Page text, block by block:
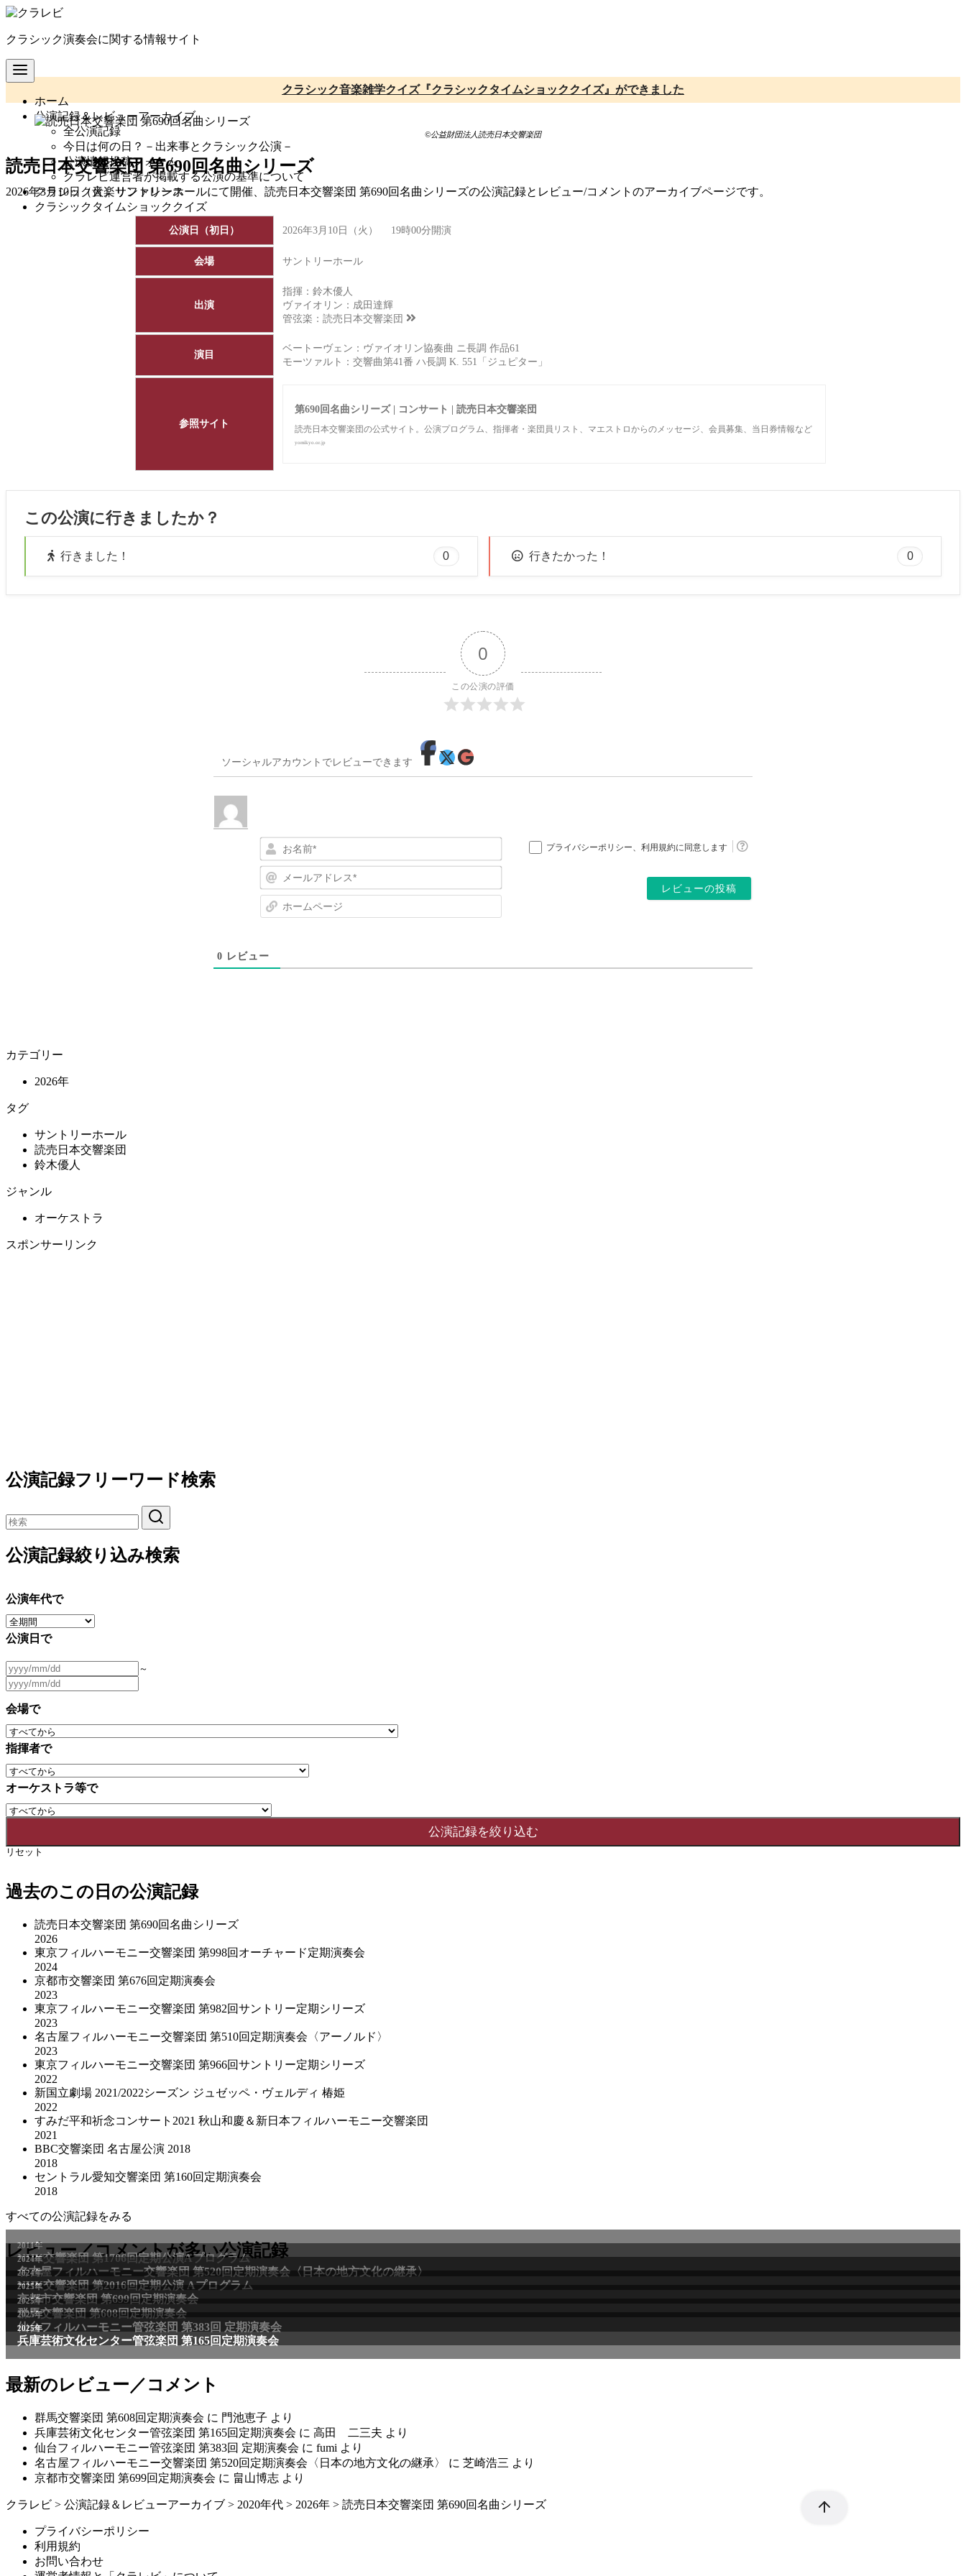
コ
テ
ン
ツ
移
クラシック演奏会に関する情報サイト
ホーム
公演記録＆レビューアーカイブ
全公演記録
今日は何の日？－出来事とクラシック公演－
公演情報投稿フォーム
クラレビ運営者が掲載する公演の基準について
クラシック音楽リファレンス
クラシックタイムショッククイズ
クラシック音楽雑学クイズ『クラシックタイムショッククイズ』ができました
©公益財団法人読売日本交響楽団
読売日本交響楽団 第690回名曲シリーズ
2026年3月10日（火）サントリーホールにて開催、読売日本交響楽団 第690回名曲シリーズの公演記録とレビュー/コメントのアーカイブページです。
公演日（初日） 2026年3月10日（火） 19時00分開演
会場 サントリーホール
出演
指揮：鈴木優人
ヴァイオリン：成田達輝
管弦楽： 読売日本交響楽団
演目
ベートーヴェン：ヴァイオリン協奏曲 ニ長調 作品61
モーツァルト：交響曲第41番 ハ長調 K. 551「ジュピター」
参照サイト
第690回名曲シリーズ | コンサート | 読売日本交響楽団
読売日本交響楽団の公式サイト。公演プログラム、指揮者・楽団員リスト、マエストロからのメッセージ、会員募集、当日券情報など
yomikyo.or.jp
この公演に行きましたか？
行きました！ 0 行きたかった！ 0
0
この公演の評価
ソーシャルアカウントでレビューできます
名
*ー
ア
ー
プライバシーポリシー、 利用規約に同意します
0 レビュー
カテゴリー
2026年
タグ
サントリーホール
読売日本交響楽団
鈴木優人
ジャンル
オーケストラ
スポンサーリンク
公演記録フリーワード検索
公演記録絞り込み検索
公演年代で
公演日で
～
会場で
指揮者で
オーケストラ等で
リセット
過去のこの日の公演記録
読売日本交響楽団 第690回名曲シリーズ
2026
東京フィルハーモニー交響楽団 第998回オーチャード定期演奏会
2024
京都市交響楽団 第676回定期演奏会
2023
東京フィルハーモニー交響楽団 第982回サントリー定期シリーズ
2023
名古屋フィルハーモニー交響楽団 第510回定期演奏会〈アーノルド〉
2023
東京フィルハーモニー交響楽団 第966回サントリー定期シリーズ
2022
新国立劇場 2021/2022シーズン ジュゼッペ・ヴェルディ 椿姫
2022
すみだ平和祈念コンサート2021 秋山和慶＆新日本フィルハーモニー交響楽団
2021
BBC交響楽団 名古屋公演 2018
2018
セントラル愛知交響楽団 第160回定期演奏会
2018
すべての公演記録をみる
レビュー／コメントが多い公演記録
最新のレビュー／コメント
群馬交響楽団 第608回定期演奏会 に 門池恵子 より
兵庫芸術文化センター管弦楽団 第165回定期演奏会 に 高田 二三夫 より
仙台フィルハーモニー管弦楽団 第383回 定期演奏会 に fumi より
名古屋フィルハーモニー交響楽団 第520回定期演奏会〈日本の地方文化の継承〉
に 芝崎浩三 より
京都市交響楽団 第699回定期演奏会 に 畠山博志 より
クラレビ > 公演記録＆レビューアーカイブ > 2020年代 > 2026年 > 読売日本交響楽団 第690回名曲シリーズ
プライバシーポリシー
利用規約
お問い合わせ